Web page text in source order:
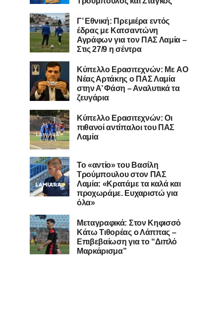
Γ’ Εθνική: Πρεμιέρα εντός
έδρας με Κατσαντώνη
Αγράφων για τον ΠΑΣ Λαμία –
Στις 27/9 η σέντρα
Kύπελλο Ερασιτεχνών: Με AO
Nέας Αρτάκης ο ΠΑΣ Λαμία
στην Α’ Φάση – Αναλυτικά τα
ζευγάρια
Κύπελλο Ερασιτεχνών: Οι
πιθανοί αντίπαλοι του ΠΑΣ
Λαμία
Το «αντίο» του Βασίλη
Τρούμπουλου στον ΠΑΣ
Λαμία: «Κρατάμε τα καλά και
προχωράμε. Ευχαριστώ για
όλα»
Μεταγραφικά: Στον Κηφισσό
Κάτω Τιθορέας ο Λάππας –
Επιβεβαίωση για το “Διπλό
Μαρκάρισμα”